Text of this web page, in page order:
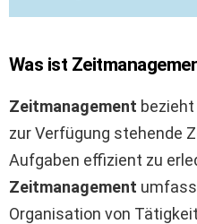
Was ist
Zeitmanagement
zur Verfügung stehende
Aufgaben effizient zu
Zeitmanagement
Organisation von